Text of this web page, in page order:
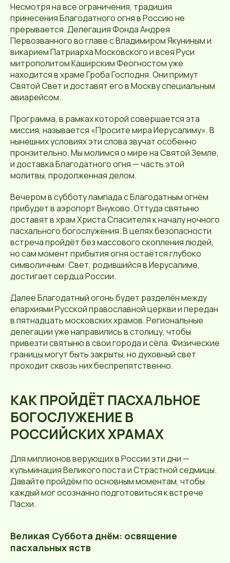
Несмотря на все ограничения, традиция
принесения Благодатного огня в Россию не
прерывается. Делегация Фонда Андрея
Первозванного во главе с Владимиром Якуниным и
викарием Патриарха Московского и всея Руси
митрополитом Каширским Феогностом уже
находится в храме Гроба Господня. Они примут
Святой Свет и доставят его в Москву специальным
авиарейсом.
Программа, в рамках которой совершается эта
миссия, называется «Просите мира Иерусалиму». В
нынешних условиях эти слова звучат особенно
пронзительно. Мы молимся о мире на Святой Земле,
и доставка Благодатного огня — часть этой
молитвы, продолженная делом.
Вечером в субботу лампада с Благодатным огнём
прибудет в аэропорт Внуково. Оттуда святыню
доставят в храм Христа Спасителя к началу ночного
пасхального богослужения. В целях безопасности
встреча пройдёт без массового скопления людей,
но сам момент прибытия огня остаётся глубоко
символичным: Свет, родившийся в Иерусалиме,
достигает сердца России.
Далее Благодатный огонь будет разделён между
епархиями Русской православной церкви и передан
в пятнадцать московских храмов. Региональные
делегации уже направились в столицу, чтобы
привезти святыню в свои города и сёла. Физические
границы могут быть закрыты, но духовный свет
проходит сквозь них беспрепятственно.
КАК ПРОЙДЁТ ПАСХАЛЬНОЕ
БОГОСЛУЖЕНИЕ В
РОССИЙСКИХ ХРАМАХ
Для миллионов верующих в России эти дни —
кульминация Великого поста и Страстной седмицы.
Давайте пройдём по основным моментам, чтобы
каждый мог осознанно подготовиться к встрече
Пасхи.
Великая Суббота днём: освящение
пасхальных яств